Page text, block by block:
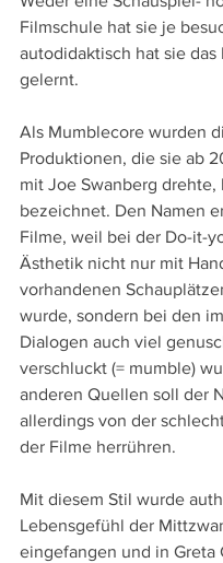
Filmschule hat sie je
autodidaktisch hat sie das
gelernt.
Als Mumblecore wurden
Produktionen, die sie ab
mit Joe Swanberg drehte,
bezeichnet. Den Namen
Filme, weil bei der Do-it-
Ästhetik nicht nur mit
vorhandenen
wurde, sondern bei den
Dialogen auch viel
verschluckt (= mumble)
anderen Quellen soll der
allerdings von der
der Filme herrühren.
Mit diesem Stil wurde
Lebensgefühl der
eingefangen und in Greta